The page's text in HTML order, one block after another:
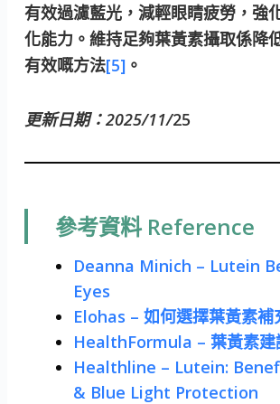
有效過濾藍光，減輕眼睛疲勞，強
化能力。維持足夠葉黃素攝取係降
有效嘅方法[5] 。
更新日期：2025/11/25
參考資料 Reference
Deanna Minich – Lutein
Eyes
Elohas – 如何選擇葉黃素補
HealthFormula – 葉黃素建
Healthline – Lutein:
& Blue Light Protection